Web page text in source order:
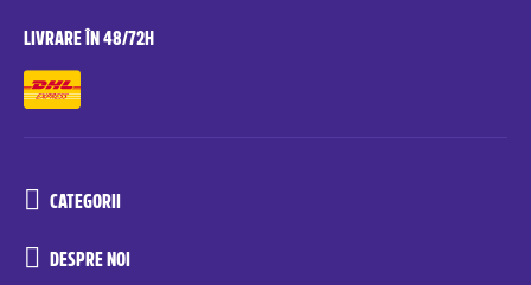
LIVRARE ÎN 48/72H
CATEGORII
DESPRE NOI